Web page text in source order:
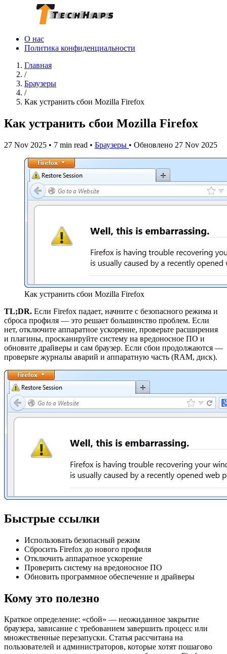
О нас
Политика конфиденциальности
Главная
/
Браузеры
/
Как устранить сбои Mozilla Firefox
Как устранить сбои Mozilla Firefox
27 Nov 2025 • 7 min read • Браузеры • Обновлено 27 Nov 2025
Как устранить сбои Mozilla Firefox
TL;DR. Если Firefox падает, начните с безопасного режима и
сброса профиля — это решает большинство проблем. Если
нет, отключите аппаратное ускорение, проверьте расширения
и плагины, просканируйте систему на вредоносное ПО и
обновите драйверы и сам браузер. Если сбои продолжаются —
проверьте журналы аварий и аппаратную часть (RAM, диск).
Быстрые ссылки
Использовать безопасный режим
Сбросить Firefox до нового профиля
Отключить аппаратное ускорение
Проверить систему на вредоносное ПО
Обновить программное обеспечение и драйверы
Кому это полезно
Краткое определение: «сбой» — неожиданное закрытие
браузера, зависание с требованием завершить процесс или
множественные перезапуски. Статья рассчитана на
пользователей и администраторов, которые хотят пошагово